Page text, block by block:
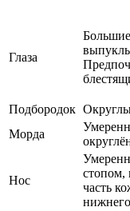
Глаза
Подбородок
Морда
Нос
стопом,
часть
нижнего